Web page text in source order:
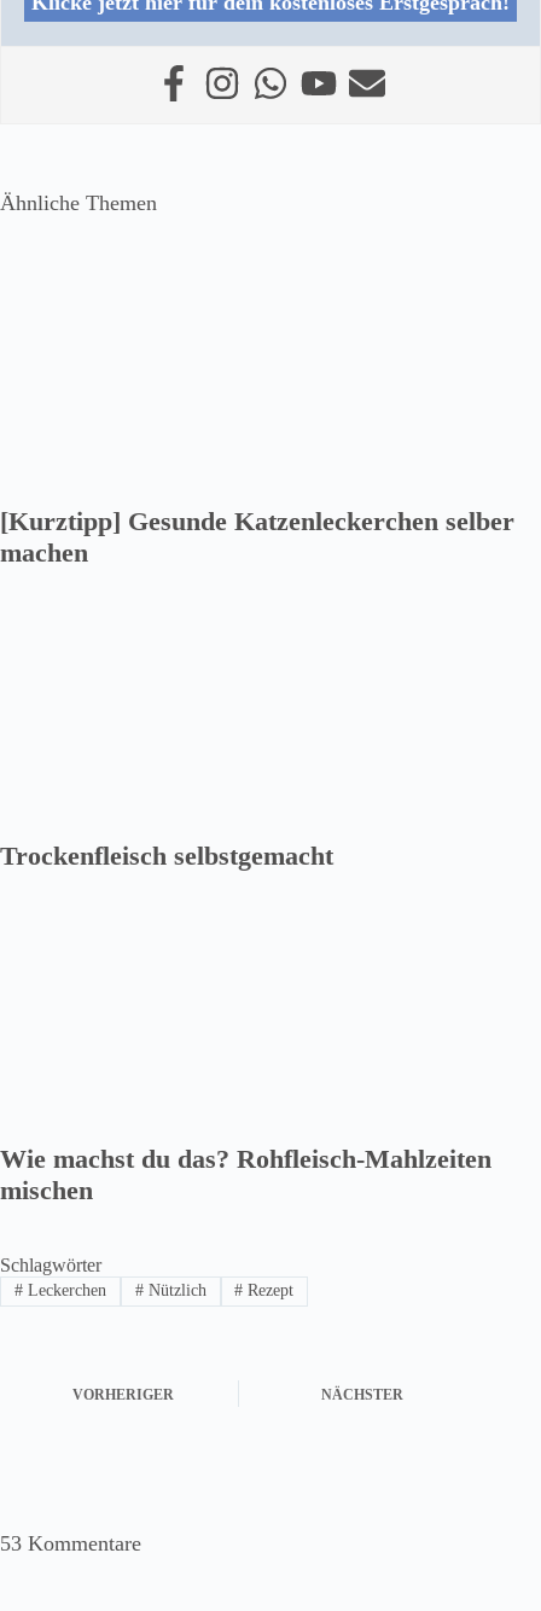
Ähnliche Themen
[Kurztipp] Gesunde Katzenleckerchen selber
machen
Trockenfleisch selbstgemacht
Wie machst du das? Rohfleisch-Mahlzeiten
mischen
Schlagwörter
#Leckerchen #Nützlich # Rezept
VORHERIGER NÄCHSTER
53 Kommentare